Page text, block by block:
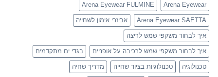
Arena Eyewear
Arena Eyewear FULMINE
Arena Eyewear SAETTA אביזרי אימון לשחייה
איך לבחור משקפי שמש לריצה
איך לבחור משקפי שמש לרכיבה על אופניים בגדי ים מתקדמים
טכנולוגיה טכנולוגיות בציוד שחייה מדריך שחיה